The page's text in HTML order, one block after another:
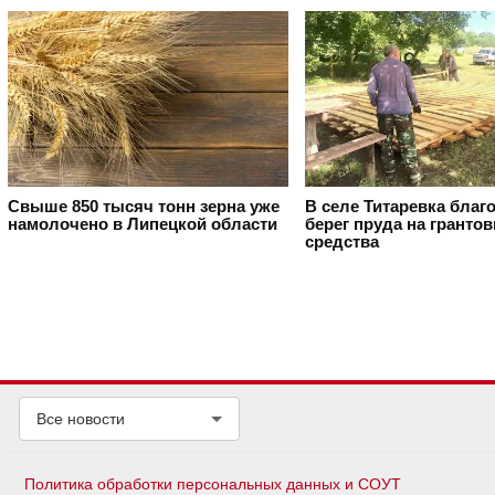
Свыше 850 тысяч тонн зерна уже
намолочено в Липецкой области
В селе Титаревка
берег пруда на
средства
Все новости
Политика обработки персональных данных и СОУТ